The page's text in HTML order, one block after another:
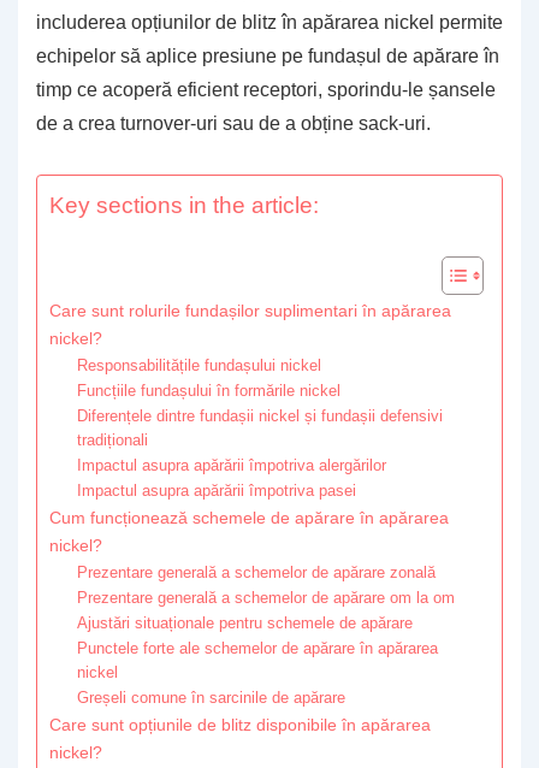
includerea opțiunilor de blitz în apărarea nickel permite
echipelor să aplice presiune pe fundașul de apărare în
timp ce acoperă eficient receptori, sporindu-le șansele
de a crea turnover-uri sau de a obține sack-uri.
Key sections in the article:
Care sunt rolurile fundașilor suplimentari în apărarea
nickel?
Responsabilitățile fundașului nickel
Funcțiile fundașului în formările nickel
Diferențele dintre fundașii nickel și fundașii defensivi
tradiționali
Impactul asupra apărării împotriva alergărilor
Impactul asupra apărării împotriva pasei
Cum funcționează schemele de apărare în apărarea
nickel?
Prezentare generală a schemelor de apărare zonală
Prezentare generală a schemelor de apărare om la om
Ajustări situaționale pentru schemele de apărare
Punctele forte ale schemelor de apărare în apărarea
nickel
Greșeli comune în sarcinile de apărare
Care sunt opțiunile de blitz disponibile în apărarea
nickel?